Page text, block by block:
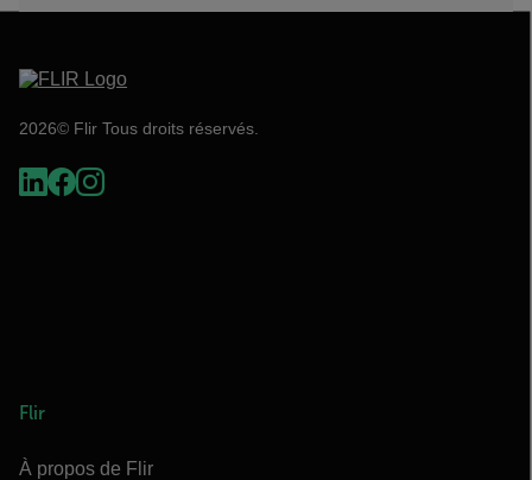
2026© Flir Tous droits réservés.
Flir
À propos de Flir